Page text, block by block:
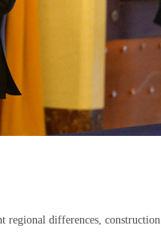
regional differences, construction